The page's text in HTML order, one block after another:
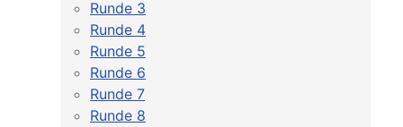
Runde 3
Runde 4
Runde 5
Runde 6
Runde 7
Runde 8